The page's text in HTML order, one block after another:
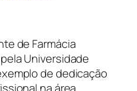
de Farmácia
Universidade
de dedicação